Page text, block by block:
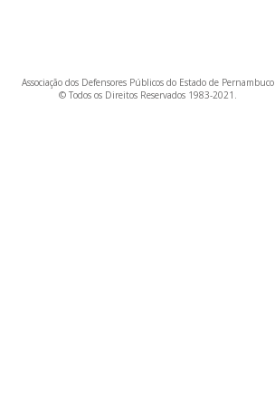
Associação dos Defensores Públicos do Estado de Pernambuco
© Todos os Direitos Reservados 1983-2021.